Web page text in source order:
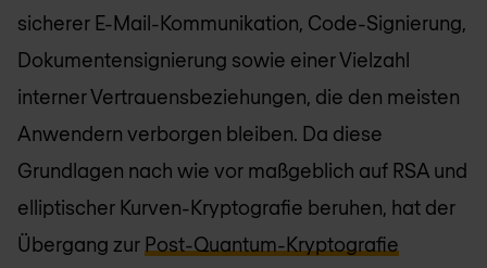
sicherer E-Mail-Kommunikation, Code-Signierung,
Dokumentensignierung sowie einer Vielzahl
interner Vertrauensbeziehungen, die den meisten
Anwendern verborgen bleiben. Da diese
Grundlagen nach wie vor maßgeblich auf RSA und
elliptischer Kurven-Kryptografie beruhen, hat der
Übergang zur Post-Quantum-Kryptografie